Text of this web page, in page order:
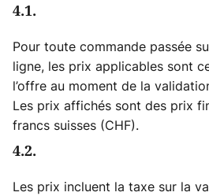
4.1.
Pour toute commande passée
ligne, les prix applicables sont
l’offre au moment de la
Les prix affichés sont des prix
francs suisses (CHF).
4.2.
Les prix incluent la taxe sur la